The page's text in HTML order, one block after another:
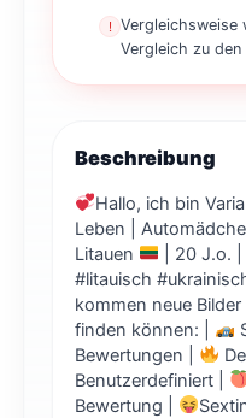
! Vergleichsweise
Vergleich zu
Beschreibung
Hallo, ich bin Varia
Leben |
Litauen
| 20 J.o.
#litauisch
kommen neue Bilder
finden können: |
Bewertungen |
Benutzerdefiniert |
Bewertung |